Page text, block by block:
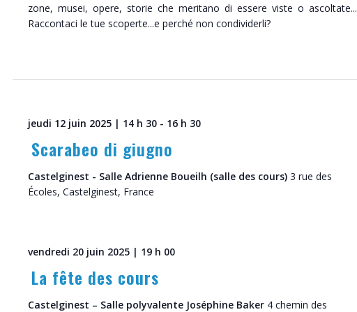
zone, musei, opere, storie che meritano di essere viste o ascoltate...
Raccontaci le tue scoperte...e perché non condividerli?
jeudi 12 juin 2025 | 14 h 30- 16 h 30
Scarabeo di giugno
Castelginest - Salle Adrienne Boueilh (salle des cours) 3 rue des
Écoles, Castelginest, France
vendredi 20 juin 2025 | 19 h 00
La fête des cours
Castelginest – Salle polyvalente Joséphine Baker 4 chemin des